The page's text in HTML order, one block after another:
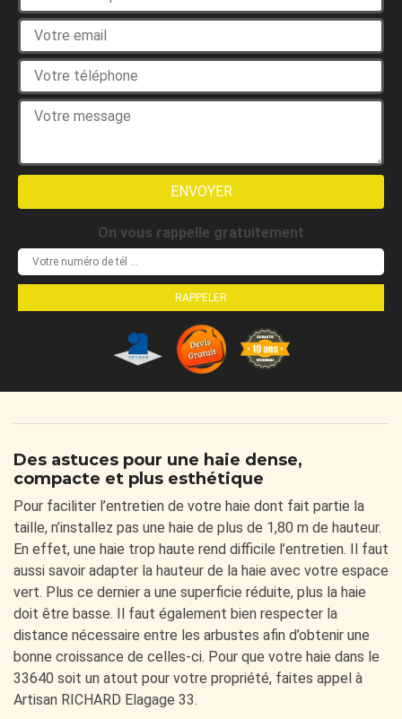
On vous rappelle gratuitement
Des astuces pour une haie dense,
compacte et plus esthétique
Pour faciliter l’entretien de votre haie dont fait partie la
taille, n’installez pas une haie de plus de 1,80 m de hauteur.
En effet, une haie trop haute rend difficile l’entretien. Il faut
aussi savoir adapter la hauteur de la haie avec votre espace
vert. Plus ce dernier a une superficie réduite, plus la haie
doit être basse. Il faut également bien respecter la
distance nécessaire entre les arbustes afin d’obtenir une
bonne croissance de celles-ci. Pour que votre haie dans le
33640 soit un atout pour votre propriété, faites appel à
Artisan RICHARD Elagage 33.